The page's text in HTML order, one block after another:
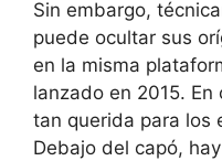
Sin embargo,
puede ocultar sus
en la misma
lanzado en 2015.
tan querida para los
Debajo del capó,